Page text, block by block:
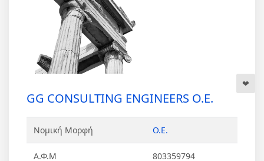
GG CONSULTING ENGINEERS Ο.Ε.
Νομική Μορφή Ο.Ε.
Α.Φ.Μ 803359794